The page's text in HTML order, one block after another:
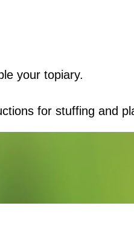
your topiary.
for stuffing and